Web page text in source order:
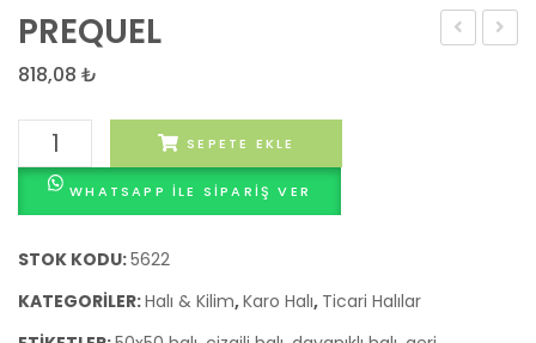
PREQUEL
818,08 ₺
PREQUEL
adet
SEPETE EKLE
WHATSAPP ILE SIPARIŞ VER
STOK KODU:5622
KATEGORILER:Halı & Kilim,Karo Halı, Ticari Halılar